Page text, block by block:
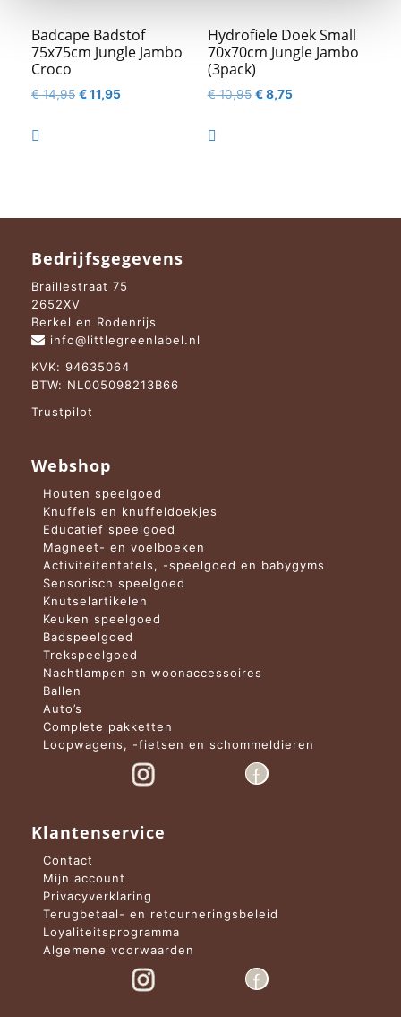
Badcape Badstof
75x75cm Jungle Jambo
Croco
€14,95 Oorspronkelijke
€11,95Huidige

Hydrofiele Doek Small
70x70cm Jungle Jambo
(3pack)
€10,95 Oorspronkelijke
€8,75Huidige

Bedrijfsgegevens
Braillestraat 75
2652XV
Berkel en Rodenrijs
info@littlegreenlabel.nl
KVK: 94635064
BTW: NL005098213B66
Trustpilot
Webshop
Houten speelgoed
Knuffels en knuffeldoekjes
Educatief speelgoed
Magneet- en voelboeken
Activiteitentafels, -speelgoed en babygyms
Sensorisch speelgoed
Knutselartikelen
Keuken speelgoed
Badspeelgoed
Trekspeelgoed
Nachtlampen en woonaccessoires
Ballen
Auto’s
Complete pakketten
Loopwagens, -fietsen en schommeldieren
Klantenservice
Contact
Mijn account
Privacyverklaring
Terugbetaal- en retourneringsbeleid
Loyaliteitsprogramma
Algemene voorwaarden